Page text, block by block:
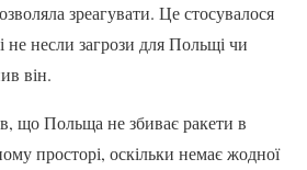
зреагувати. Це стосувалося
не несли загрози для Польщі чи
він.
що Польща не збиває ракети в
просторі, оскільки немає жодної